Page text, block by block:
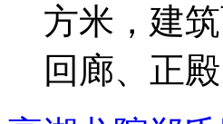
方米，建
回廊、正